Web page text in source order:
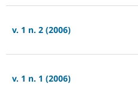
v. 1 n. 2 (2006)
v. 1 n. 1 (2006)